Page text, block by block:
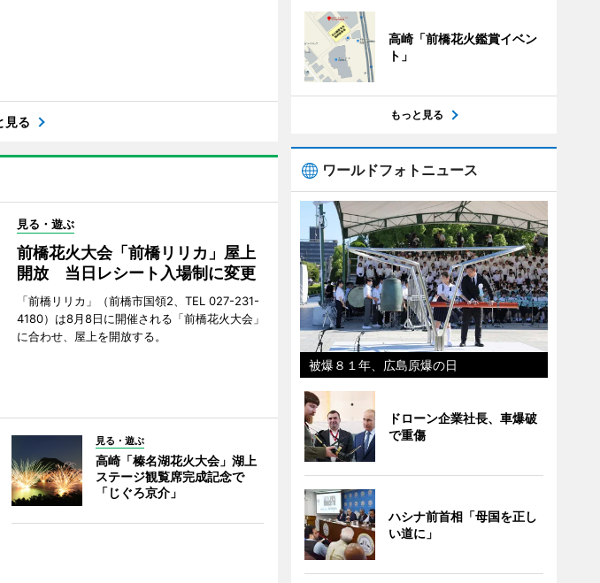
見る
見る・遊ぶ
前橋花火大会「前橋リリカ」屋上
開放 当日レシート入場制に変更
「前橋リリカ」（前橋市国領2、TEL 027-231-
4180）は8月8日に開催される「前橋花火大会」
に合わせ、屋上を開放する。
見る・遊ぶ
高崎「榛名湖花火大会」湖上
ステージ観覧席完成記念で
「じぐろ京介」
高崎「前橋花火鑑賞イベン
ト」
もっと見る
ワールドフォトニュース
被爆８１年、広島原爆の日
ドローン企業社長、車爆破
で重傷
ハシナ前首相「母国を正し
い道に」